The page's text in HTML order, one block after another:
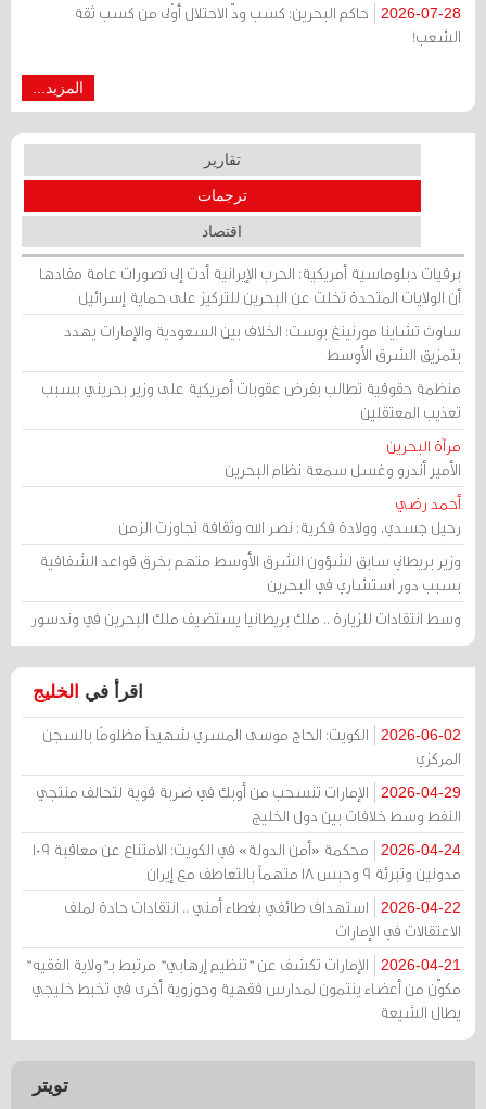
2026-07-28
حاكم البحرين: كسب ودّ الاحتلال أوْلى من كسب ثقة
الشعب!
المزيد...
تقارير
ترجمات
اقتصاد
برقيات دبلوماسية أمريكية: الحرب الإيرانية أدت إلى تصورات عامة مفادها
أن الولايات المتحدة تخلت عن البحرين للتركيز على حماية إسرائيل
ساوث تشاينا مورنينغ بوست: الخلاف بين السعودية والإمارات يهدد
بتمزيق الشرق الأوسط
منظمة حقوقية تطالب بفرض عقوبات أمريكية على وزير بحريني بسبب
تعذيب المعتقلين
مرآة البحرين
الأمير أندرو وغسل سمعة نظام البحرين
أحمد رضي
رحيل جسدي، وولادة فكرية: نصر الله وثقافة تجاوزت الزمن
وزير بريطاني سابق لشؤون الشرق الأوسط متهم بخرق قواعد الشفافية
بسبب دور استشاري في البحرين
وسط انتقادات للزيارة .. ملك بريطانيا يستضيف ملك البحرين في وندسور
اقرأ في الخليج
2026-06-02
الكويت: الحاج موسى المسري شهيداً مظلومًا بالسجن
المركزي
2026-04-29
الإمارات تنسحب من أوبك في ضربة قوية لتحالف منتجي
النفط وسط خلافات بين دول الخليج
2026-04-24
محكمة «أمن الدولة» في الكويت: الامتناع عن معاقبة 109
مدونين وتبرئة 9 وحبس 18 متهماً بالتعاطف مع إيران
2026-04-22
استهداف طائفي بغطاء أمني .. انتقادات حادة لملف
الاعتقالات في الإمارات
2026-04-21
الإمارات تكشف عن "تنظيم إرهابي" مرتبط بـ"ولاية الفقيه"
مكوّن من أعضاء ينتمون لمدارس فقهية وحوزوية أخرى في تخبط خليجي
يطال الشيعة
تويتر